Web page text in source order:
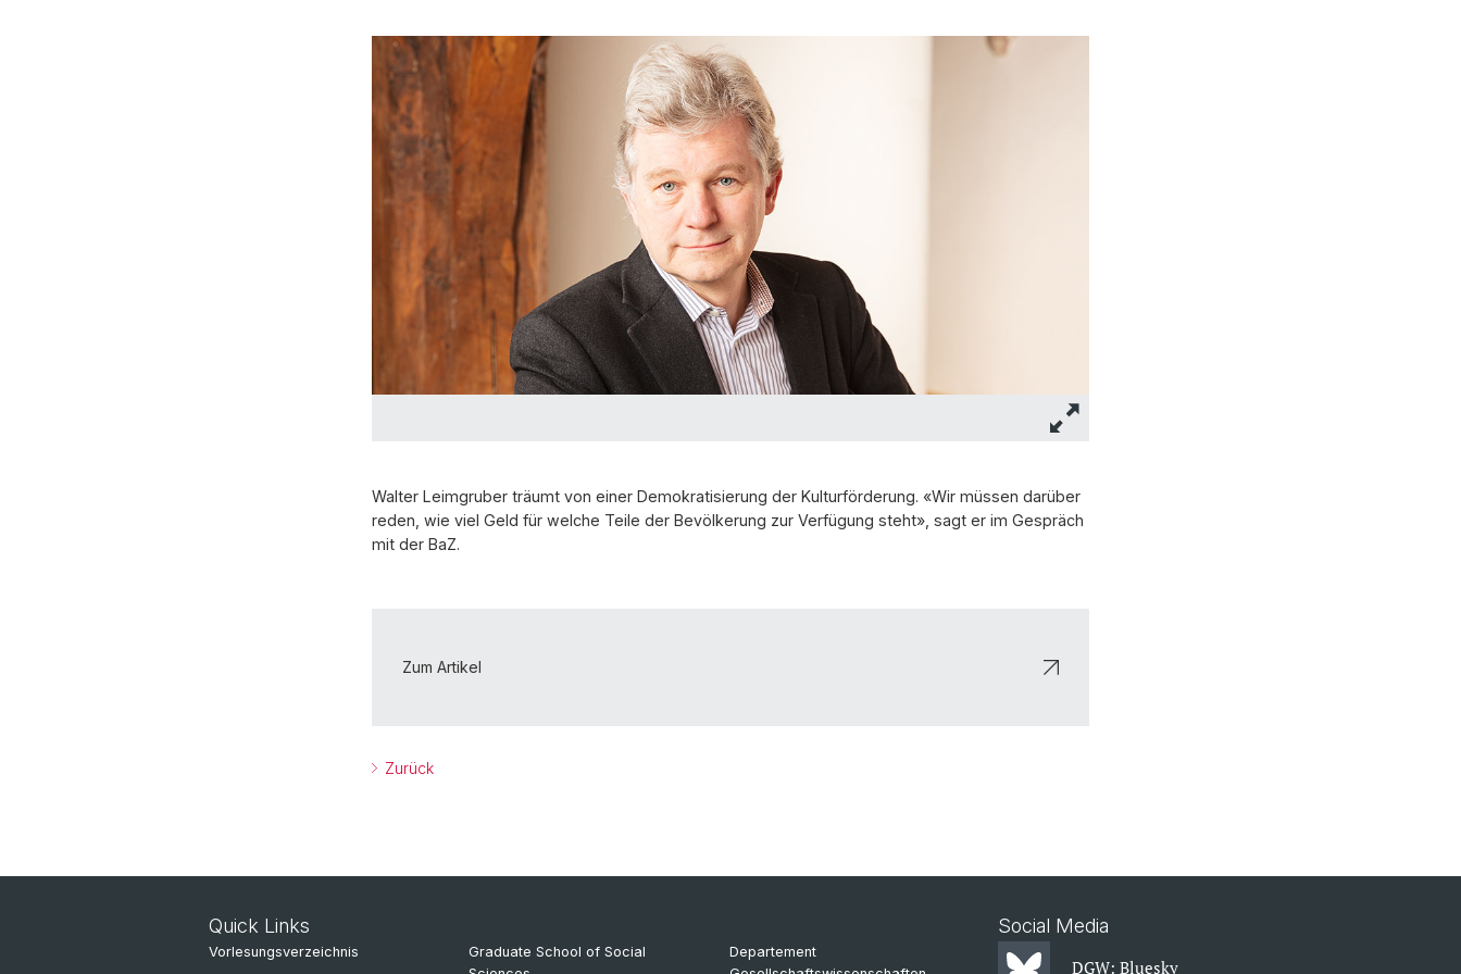
Walter Leimgruber träumt von einer Demokratisierung der Kulturförderung. «Wir müssen darüber
reden, wie viel Geld für welche Teile der Bevölkerung zur Verfügung steht», sagt er im Gespräch
mit der BaZ.
Zum Artikel
Zurück
Quick Links
Vorlesungsverzeichnis
Graduate School of Social
Departement
Social Media
DGW: Bluesky